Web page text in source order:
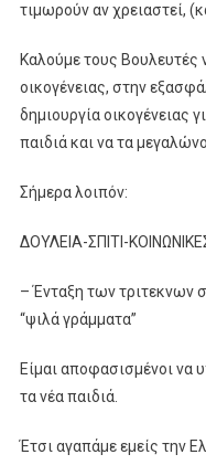
τιμωρούν αν χρειαστεί,
Καλούμε τους Βουλευτές
οικογένειας, στην
δημιουργία οικογένειας
παιδιά και να τα
Σήμερα λοιπόν:
ΔΟΥΛΕΙΑ-ΣΠΙΤΙ-
– Ένταξη των τριτεκνων
“ψιλά γράμματα”
Είμαι αποφασισμένοι να
τα νέα παιδιά.
Έτσι αγαπάμε εμείς την